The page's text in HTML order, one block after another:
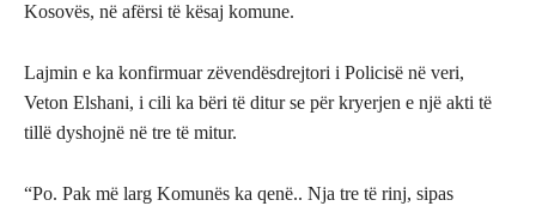
Kosovës, në afërsi të kësaj komune.
Lajmin e ka konfirmuar zëvendësdrejtori i Policisë në veri,
Veton Elshani, i cili ka bëri të ditur se për kryerjen e një akti të
tillë dyshojnë në tre të mitur.
“Po. Pak më larg Komunës ka qenë.. Nja tre të rinj, sipas